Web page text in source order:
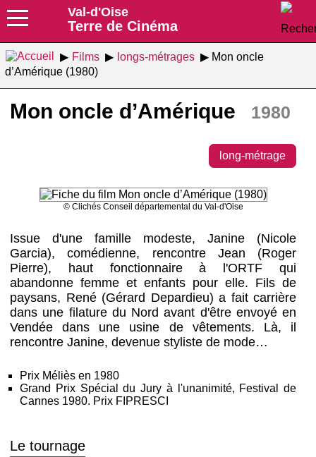
Val-d'Oise
Terre de Cinéma
Films longs-métrages
Mon oncle
d’Amérique (1980)
Mon oncle d’Amérique 1980
long-métrage
© Clichés Conseil départemental du Val-d'Oise
Issue d'une famille modeste, Janine (Nicole
Garcia), comédienne, rencontre Jean (Roger
Pierre), haut fonctionnaire à l'ORTF qui
abandonne femme et enfants pour elle. Fils de
paysans, René (Gérard Depardieu) a fait carrière
dans une filature du Nord avant d'être envoyé en
Vendée dans une usine de vêtements. Là, il
rencontre Janine, devenue styliste de mode…
Prix Méliès en 1980
Grand Prix Spécial du Jury à l'unanimité, Festival de
Cannes 1980. Prix FIPRESCI
Le tournage